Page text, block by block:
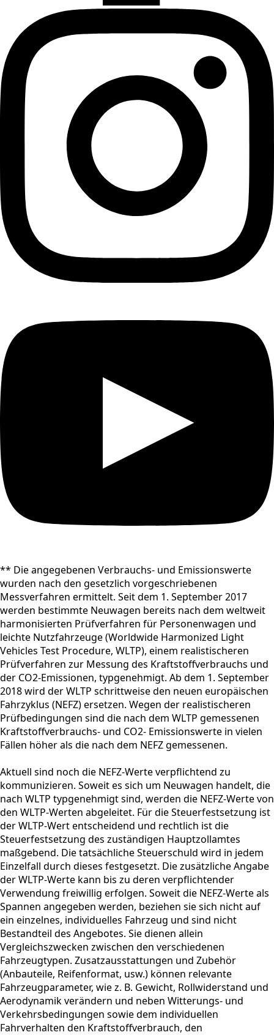
** Die angegebenen Verbrauchs- und Emissionswerte
wurden nach den gesetzlich vorgeschriebenen
Messverfahren ermittelt. Seit dem 1. September 2017
werden bestimmte Neuwagen bereits nach dem weltweit
harmonisierten Prüfverfahren für Personenwagen und
leichte Nutzfahrzeuge (Worldwide Harmonized Light
Vehicles Test Procedure, WLTP), einem realistischeren
Prüfverfahren zur Messung des Kraftstoffverbrauchs und
der CO2-Emissionen, typgenehmigt. Ab dem 1. September
2018 wird der WLTP schrittweise den neuen europäischen
Fahrzyklus (NEFZ) ersetzen. Wegen der realistischeren
Prüfbedingungen sind die nach dem WLTP gemessenen
Kraftstoffverbrauchs- und CO2- Emissionswerte in vielen
Fällen höher als die nach dem NEFZ gemessenen.
Aktuell sind noch die NEFZ-Werte verpflichtend zu
kommunizieren. Soweit es sich um Neuwagen handelt, die
nach WLTP typgenehmigt sind, werden die NEFZ-Werte von
den WLTP-Werten abgeleitet. Für die Steuerfestsetzung ist
der WLTP-Wert entscheidend und rechtlich ist die
Steuerfestsetzung des zuständigen Hauptzollamtes
maßgebend. Die tatsächliche Steuerschuld wird in jedem
Einzelfall durch dieses festgesetzt. Die zusätzliche Angabe
der WLTP-Werte kann bis zu deren verpflichtender
Verwendung freiwillig erfolgen. Soweit die NEFZ-Werte als
Spannen angegeben werden, beziehen sie sich nicht auf
ein einzelnes, individuelles Fahrzeug und sind nicht
Bestandteil des Angebotes. Sie dienen allein
Vergleichszwecken zwischen den verschiedenen
Fahrzeugtypen. Zusatzausstattungen und Zubehör
(Anbauteile, Reifenformat, usw.) können relevante
Fahrzeugparameter, wie z. B. Gewicht, Rollwiderstand und
Aerodynamik verändern und neben Witterungs- und
Verkehrsbedingungen sowie dem individuellen
Fahrverhalten den Kraftstoffverbrauch, den